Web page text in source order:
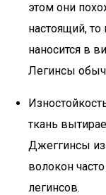
этом они
настоящий,
наносится в
Легинсы
ткань
Джеггинсы
волокон
легинсов.